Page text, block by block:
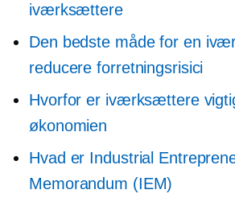
iværksættere
Den bedste måde for en
reducere forretningsrisici
Hvorfor er iværksættere
økonomien
Hvad er Industrial
Memorandum (IEM)